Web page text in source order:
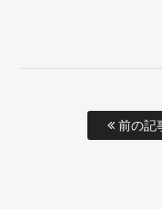
前の記